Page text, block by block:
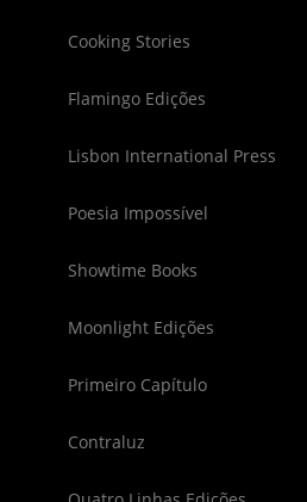
Cooking Stories
Flamingo Edições
Lisbon International Press
Poesia Impossível
Showtime Books
Moonlight Edições
Primeiro Capítulo
Contraluz